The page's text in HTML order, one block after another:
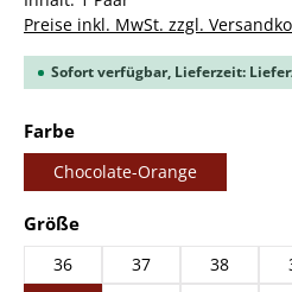
Preise inkl. MwSt. zzgl.
Sofort verfügbar, Lieferzeit:
Farbeauswählen
Chocolate-Orange
Größeauswählen
36 37 38